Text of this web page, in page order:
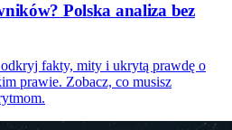
Polska analiza bez
fakty, mity i ukrytą prawdę o
prawie. Zobacz, co musisz